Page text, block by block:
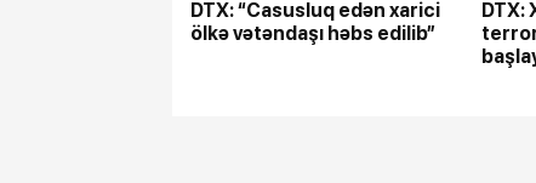
DTX: “Casusluq edən xarici
ölkə vətəndaşı həbs edilib”
DTX: